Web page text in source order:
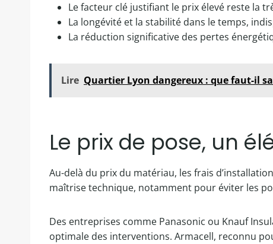
Le facteur clé justifiant le prix élevé reste la
La longévité et la stabilité dans le temps,
La réduction significative des pertes
Lire Quartier Lyon dangereux : que faut-il
Le prix de pose, un
Au-delà du prix du matériau, les frais
maîtrise technique, notamment pour éviter les
Des entreprises comme Panasonic ou Knauf
optimale des interventions. Armacell, reconnu